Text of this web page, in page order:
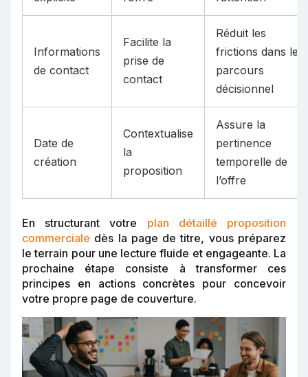
Informations
de contact
Facilite la
prise de
contact
Réduit les
frictions dans le
parcours
décisionnel
Date de
création
Contextualise
la
proposition
Assure la
pertinence
temporelle de
l’offre
En structurant votre plan détaillé proposition
commerciale dès la page de titre, vous préparez
le terrain pour une lecture fluide et engageante. La
prochaine étape consiste à transformer ces
principes en actions concrètes pour concevoir
votre propre page de couverture.